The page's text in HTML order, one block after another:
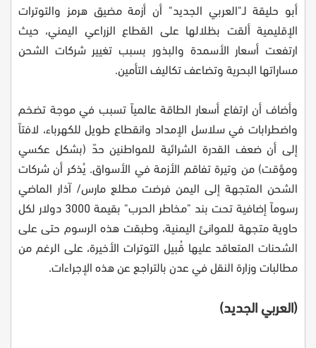
أبو حليقة لـ"العربي الجديد" أن أزمة مضيق هرمز والتوترات
الإقليمية ألقت بظلالها على القطاع الزراعي اليمني، حيث
ارتفعت أسعار الأسمدة والبذور بسبب تغيير شركات الشحن
مساراتها البحرية وتضاعف تكاليف التأمين.
وأضاف أن ارتفاع أسعار الطاقة عالمياً تسبب في موجة تضخم
واضطرابات في سلاسل الإمداد وانقطاع طويل للكهرباء، لافتاً
إلى أن ضعف القدرة الشرائية للمواطنين حدّ (بشكل عكسي
ومؤقت) من وتيرة تفاقم الأزمة في الأسواق. يُذكر أن شركات
الشحن المتجهة إلى اليمن فرضت مطلع مارس/ آذار الماضي
رسوماً إضافية تحت بند "مخاطر الحرب" بقيمة 3000 دولار لكل
حاوية متجهة للموانئ اليمنية، وطبقت هذه الرسوم حتى على
الشحنات المتعاقد عليها قُبيل التوترات الأخيرة، على الرغم من
مطالبات وزارة النقل في عدن بالتراجع عن هذه الإجراءات.
(العربي الجديد)